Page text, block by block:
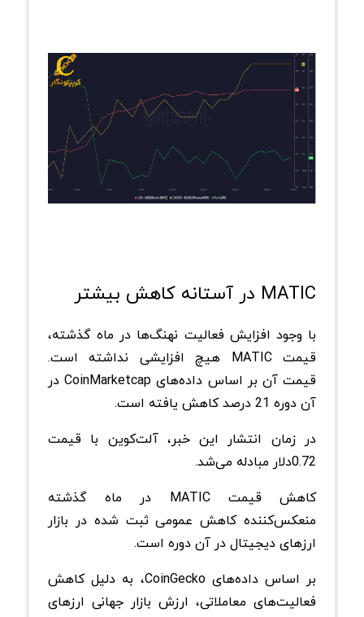
MATIC در آستانه کاهش بیشتر
با وجود افزایش فعالیت نهنگ‌ها در ماه گذشته،
قیمت MATIC هیچ افزایشی نداشته است.
قیمت آن بر اساس داده‌های CoinMarketcap در
آن دوره 21 درصد کاهش یافته است.
در زمان انتشار این خبر، آلت‌کوین با قیمت
0.72‌دلار مبادله می‌شد.
کاهش قیمت MATIC در ماه گذشته
منعکس‌کننده کاهش عمومی ثبت شده در بازار
ارزهای دیجیتال در آن دوره است.
بر اساس داده‌های CoinGecko، به دلیل کاهش
فعالیت‌های معاملاتی، ارزش بازار جهانی ارزهای